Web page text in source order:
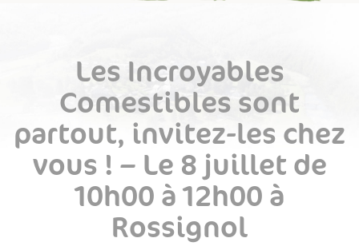
Les Incroyables
Comestibles sont
partout, invitez-les chez
vous ! – Le 8 juillet de
10h00 à 12h00 à
Rossignol